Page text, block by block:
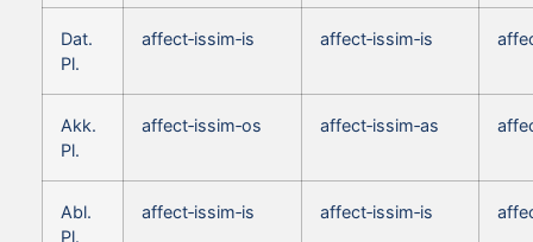
Dat.
Pl.
affect‑issim‑is affect‑issim‑is
Akk.
Pl.
affect‑issim‑os affect‑issim‑as
Abl.
Pl.
affect‑issim‑is affect‑issim‑is